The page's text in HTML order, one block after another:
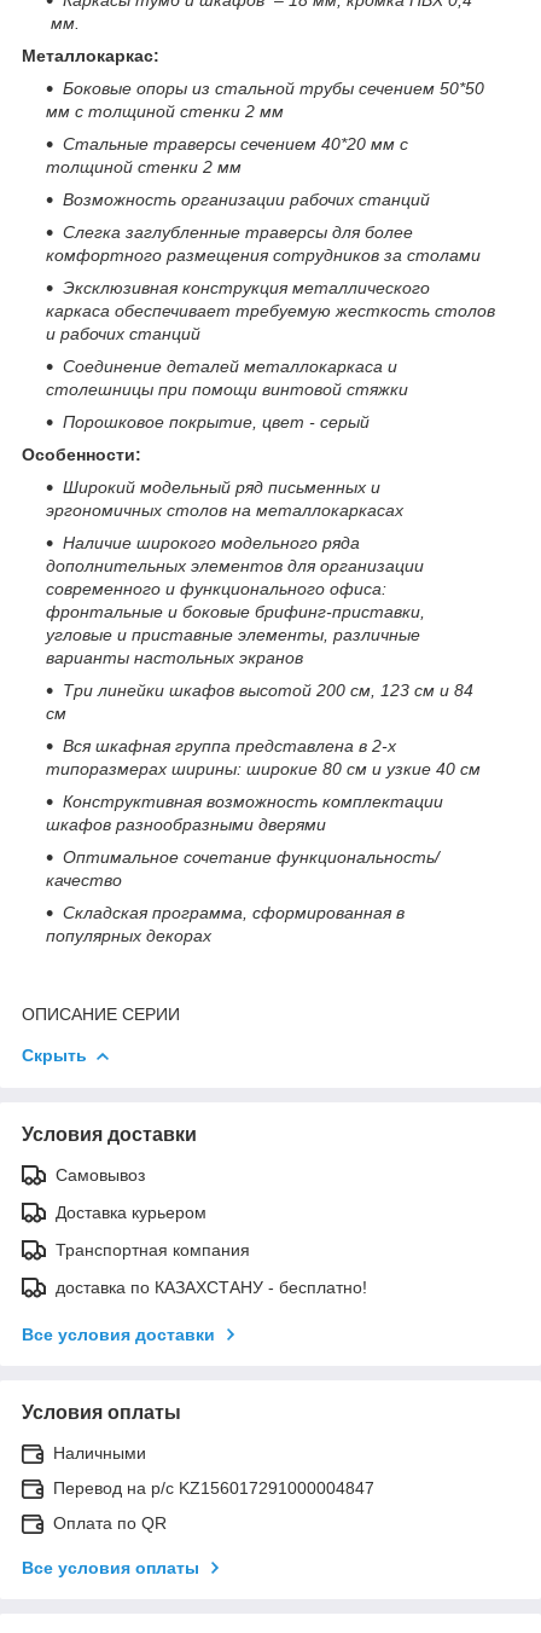
мм.
Металлокаркас:
Боковые опоры из стальной трубы сечением 50*50
мм с толщиной стенки 2 мм
Стальные траверсы сечением 40*20 мм с
толщиной стенки 2 мм
Возможность организации рабочих станций
Слегка заглубленные траверсы для более
комфортного размещения сотрудников за столами
Эксклюзивная конструкция металлического
каркаса обеспечивает требуемую жесткость столов
и рабочих станций
Соединение деталей металлокаркаса и
столешницы при помощи винтовой стяжки
Порошковое покрытие, цвет - серый
Особенности:
Широкий модельный ряд письменных и
эргономичных столов на металлокаркасах
Наличие широкого модельного ряда
дополнительных элементов для организации
современного и функционального офиса:
фронтальные и боковые брифинг-приставки,
угловые и приставные элементы, различные
варианты настольных экранов
Три линейки шкафов высотой 200 см, 123 см и 84
см
Вся шкафная группа представлена в 2-х
типоразмерах ширины: широкие 80 см и узкие 40 см
Конструктивная возможность комплектации
шкафов разнообразными дверями
Оптимальное сочетание функциональность/
качество
Складская программа, сформированная в
популярных декорах
ОПИСАНИЕ СЕРИИ
Скрыть
Условия доставки
Самовывоз
Доставка курьером
Транспортная компания
доставка по КАЗАХСТАНУ - бесплатно!
Все условия доставки
Условия оплаты
Наличными
Перевод на р/с KZ156017291000004847
Оплата по QR
Все условия оплаты